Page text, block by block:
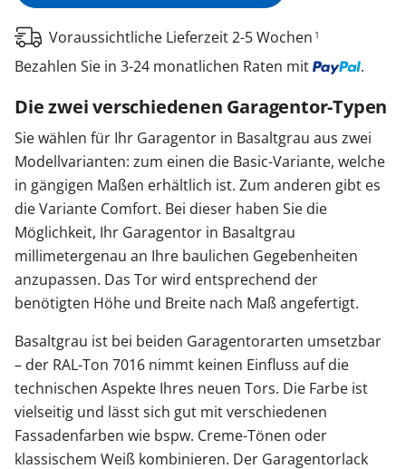
Voraussichtliche Lieferzeit 2-5 Wochen 1
Bezahlen Sie in 3-24 monatlichen Raten mit .
Die zwei verschiedenen Garagentor-Typen
Sie wählen für Ihr Garagentor in Basaltgrau aus zwei
Modellvarianten: zum einen die Basic-Variante, welche
in gängigen Maßen erhältlich ist. Zum anderen gibt es
die Variante Comfort. Bei dieser haben Sie die
Möglichkeit, Ihr Garagentor in Basaltgrau
millimetergenau an Ihre baulichen Gegebenheiten
anzupassen. Das Tor wird entsprechend der
benötigten Höhe und Breite nach Maß angefertigt.
Basaltgrau ist bei beiden Garagentorarten umsetzbar
– der RAL-Ton 7016 nimmt keinen Einfluss auf die
technischen Aspekte Ihres neuen Tors. Die Farbe ist
vielseitig und lässt sich gut mit verschiedenen
Fassadenfarben wie bspw. Creme-Tönen oder
klassischem Weiß kombinieren. Der Garagentorlack